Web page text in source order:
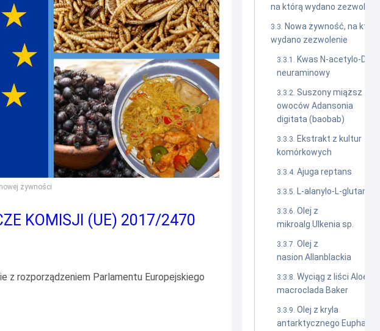
żywności
KOMISJI (UE) 2017/2470
z rozporządzeniem Parlamentu Europejskiego
na którą wydano
Nowa żywność, na którą
wydano zezwolenie
Kwas N-acetylo-D-
neuraminowy
Suszony miąższ
owoców Adansonia
digitata (baobab)
Ekstrakt z kultur
komórkowych
Ajuga reptans
L-alanylo-L-
Olej z
mikroalg Ulkenia sp.
Olej z
nasion Allanblackia
Wyciąg z liści Aloe
macroclada Baker
Olej z kryla
antarktycznego